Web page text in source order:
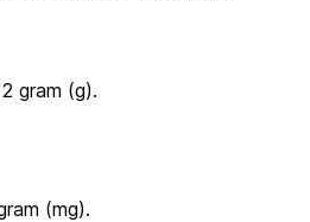
gram (g).
(mg).